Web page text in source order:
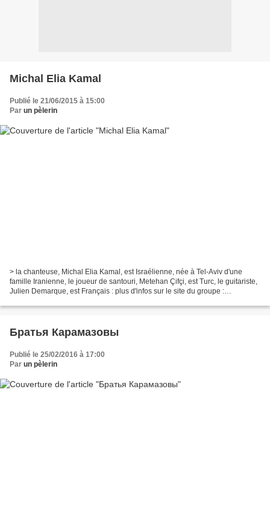
Michal Elia Kamal
Publié le 21/06/2015 à 15:00
Par un pèlerin
> la chanteuse, Michal Elia Kamal, est Israélienne, née à Tel-Aviv d'une
famille Iranienne, le joueur de santouri, Metehan Çifçi, est Turc, le guitariste,
Julien Demarque, est Français : plus d'infos sur le site du groupe :
Братья Карамазовы
Publié le 25/02/2016 à 17:00
Par un pèlerin